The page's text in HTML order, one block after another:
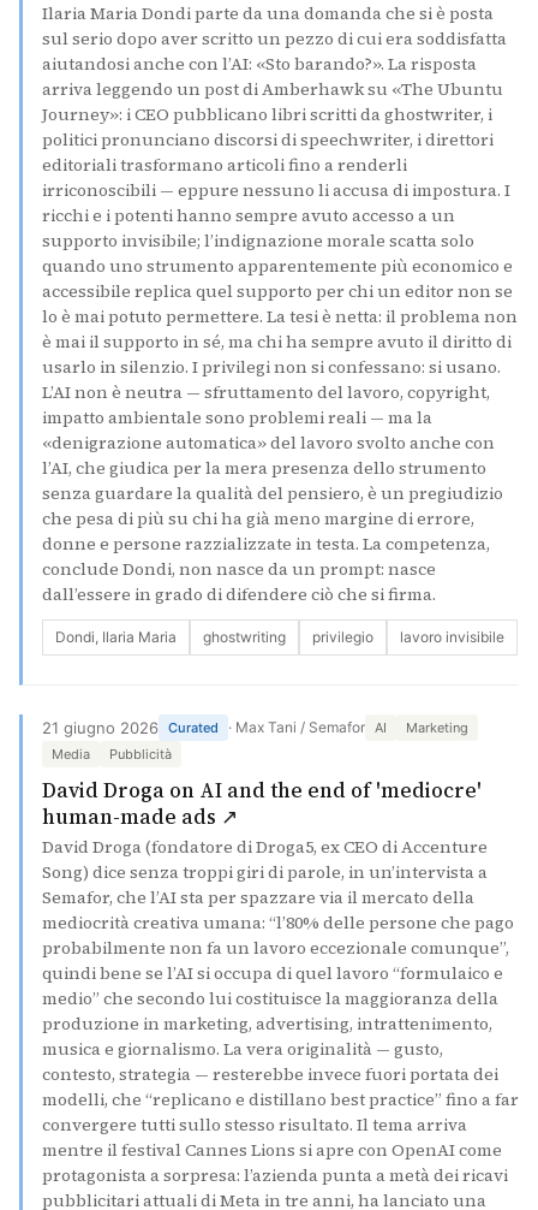
Ilaria Maria Dondi parte da una domanda che si è posta
sul serio dopo aver scritto un pezzo di cui era soddisfatta
aiutandosi anche con l’AI: «Sto barando?». La risposta
arriva leggendo un post di Amberhawk su «The Ubuntu
Journey»: i CEO pubblicano libri scritti da ghostwriter, i
politici pronunciano discorsi di speechwriter, i direttori
editoriali trasformano articoli fino a renderli
irriconoscibili — eppure nessuno li accusa di impostura. I
ricchi e i potenti hanno sempre avuto accesso a un
supporto invisibile; l’indignazione morale scatta solo
quando uno strumento apparentemente più economico e
accessibile replica quel supporto per chi un editor non se
lo è mai potuto permettere. La tesi è netta: il problema non
è mai il supporto in sé, ma chi ha sempre avuto il diritto di
usarlo in silenzio. I privilegi non si confessano: si usano.
L’AI non è neutra — sfruttamento del lavoro, copyright,
impatto ambientale sono problemi reali — ma la
«denigrazione automatica» del lavoro svolto anche con
l’AI, che giudica per la mera presenza dello strumento
senza guardare la qualità del pensiero, è un pregiudizio
che pesa di più su chi ha già meno margine di errore,
donne e persone razzializzate in testa. La competenza,
conclude Dondi, non nasce da un prompt: nasce
dall’essere in grado di difendere ciò che si firma.
Dondi, Ilaria Maria ghostwriting privilegio lavoro invisibile
21 giugno 2026 Curated · Max Tani / Semafor AI
Marketing
Media
Pubblicità
David Droga on AI and the end of 'mediocre'
human-made ads ↗
David Droga (fondatore di Droga5, ex CEO di Accenture
Song) dice senza troppi giri di parole, in un’intervista a
Semafor, che l’AI sta per spazzare via il mercato della
mediocrità creativa umana: “l’80% delle persone che pago
probabilmente non fa un lavoro eccezionale comunque”,
quindi bene se l’AI si occupa di quel lavoro “formulaico e
medio” che secondo lui costituisce la maggioranza della
produzione in marketing, advertising, intrattenimento,
musica e giornalismo. La vera originalità — gusto,
contesto, strategia — resterebbe invece fuori portata dei
modelli, che “replicano e distillano best practice” fino a far
convergere tutti sullo stesso risultato. Il tema arriva
mentre il festival Cannes Lions si apre con OpenAI come
protagonista a sorpresa: l’azienda punta a metà dei ricavi
pubblicitari attuali di Meta in tre anni, ha lanciato una